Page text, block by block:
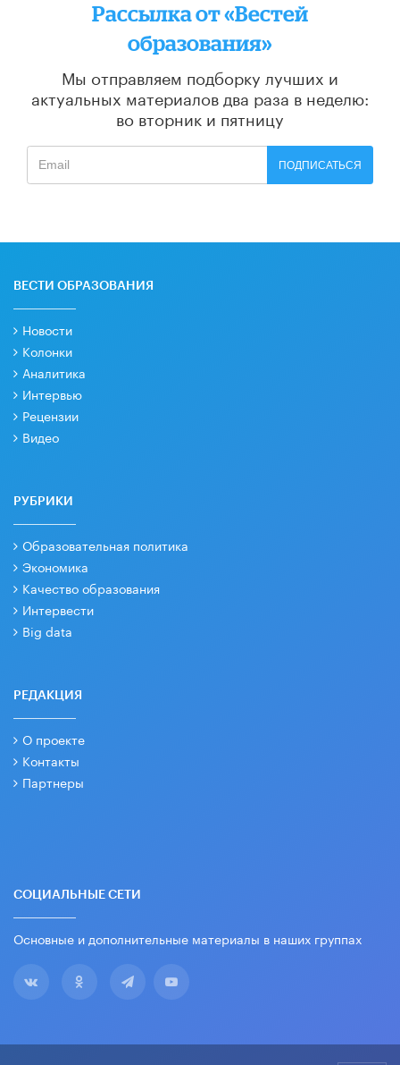
Рассылка от «Вестей
образования»
Мы отправляем подборку лучших и
актуальных материалов два раза в неделю:
во вторник и пятницу
ПОДПИСАТЬСЯ
ВЕСТИ ОБРАЗОВАНИЯ
Новости
Колонки
Аналитика
Интервью
Рецензии
Видео
РУБРИКИ
Образовательная политика
Экономика
Качество образования
Интервести
Big data
РЕДАКЦИЯ
О проекте
Контакты
Партнеры
СОЦИАЛЬНЫЕ СЕТИ
Основные и дополнительные материалы в наших группах